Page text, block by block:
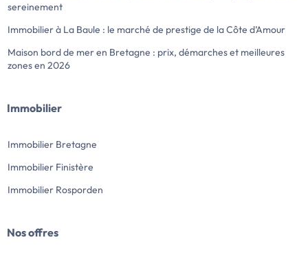
sereinement
Immobilier à La Baule : le marché de prestige de la Côte d’Amour
Maison bord de mer en Bretagne : prix, démarches et meilleures
zones en 2026
Immobilier
Immobilier Bretagne
Immobilier Finistère
Immobilier Rosporden
Nos offres